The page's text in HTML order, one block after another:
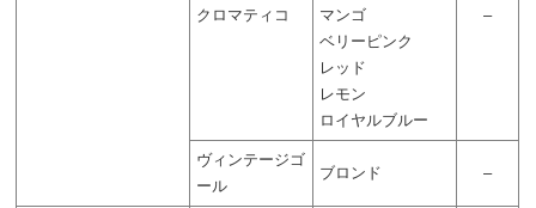
クロマティコ
マンゴ
ベリーピンク
レッド
レモン
ロイヤルブルー
–
ヴィンテージゴ
ール
ブロンド –